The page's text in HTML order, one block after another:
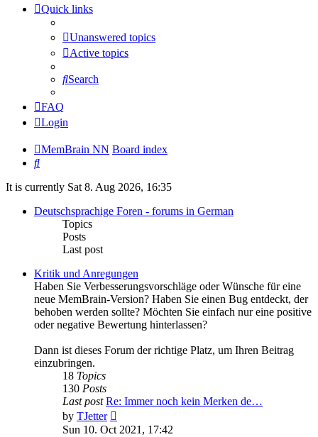
Quick links
Unanswered topics
Active topics
Search
FAQ
Login
MemBrain NN Board index
Search
It is currently Sat 8. Aug 2026, 16:35
Deutschsprachige Foren - forums in German
Topics
Posts
Last post
Kritik und Anregungen
Haben Sie Verbesserungsvorschläge oder Wünsche für eine
neue MemBrain-Version? Haben Sie einen Bug entdeckt, der
behoben werden sollte? Möchten Sie einfach nur eine positive
oder negative Bewertung hinterlassen?
Dann ist dieses Forum der richtige Platz, um Ihren Beitrag
einzubringen.
18 Topics
130 Posts
Last post Re: Immer noch kein Merken de…
by TJetter
the
Sun 10. Oct 2021, 17:42